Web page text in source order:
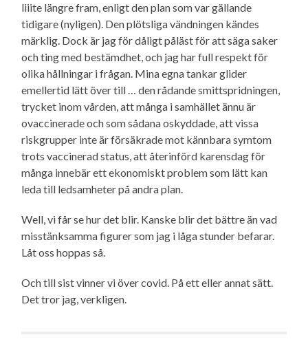
liiite längre fram, enligt den plan som var gällande
tidigare (nyligen). Den plötsliga vändningen kändes
märklig. Dock är jag för dåligt påläst för att säga saker
och ting med bestämdhet, och jag har full respekt för
olika hållningar i frågan. Mina egna tankar glider
emellertid lätt över till … den rådande smittspridningen,
trycket inom vården, att många i samhället ännu är
ovaccinerade och som sådana oskyddade, att vissa
riskgrupper inte är försäkrade mot kännbara symtom
trots vaccinerad status, att återinförd karensdag för
många innebär ett ekonomiskt problem som lätt kan
leda till ledsamheter på andra plan.
Well, vi får se hur det blir. Kanske blir det bättre än vad
misstänksamma figurer som jag i låga stunder befarar.
Låt oss hoppas så.
Och till sist vinner vi över covid. På ett eller annat sätt.
Det tror jag, verkligen.